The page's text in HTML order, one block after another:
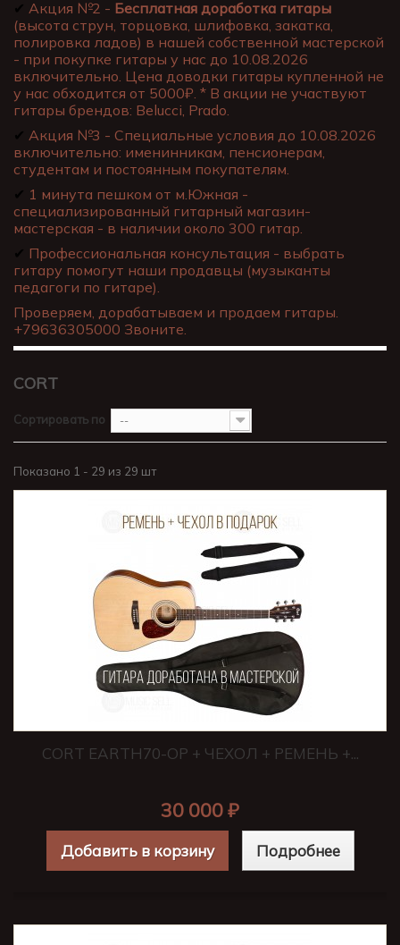
✔ Акция №2 - Бесплатная доработка гитары
(высота струн, торцовка, шлифовка, закатка,
полировка ладов) в нашей собственной мастерской
- при покупке гитары у нас до 10.08.2026
включительно. Цена доводки гитары купленной не
у нас обходится от 5000₽. * В акции не участвуют
гитары брендов: Belucci, Prado.
✔ Акция №3 - Специальные условия до 10.08.2026
включительно: именинникам, пенсионерам,
студентам и постоянным покупателям.
✔ 1 минута пешком от м.Южная -
специализированный гитарный магазин-
мастерская - в наличии около 300 гитар.
✔ Профессиональная консультация - выбрать
гитару помогут наши продавцы (музыканты
педагоги по гитаре).
Проверяем, дорабатываем и продаем гитары.
+79636305000 Звоните.
CORT
Сортировать по --
Показано 1 - 29 из 29 шт
CORT EARTH70-OP + ЧЕХОЛ + РЕМЕНЬ +...
30 000 ₽
Добавить в корзину Подробнее